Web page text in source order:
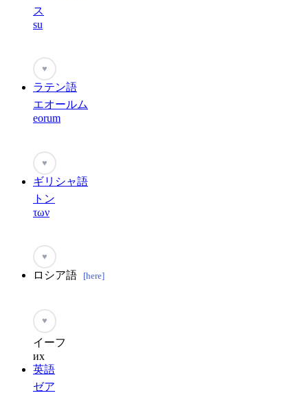
ス
su
♥
ラテン語
エオールム
eorum
♥
ギリシャ語
トン
των
♥
ロシア語 [here]
♥
イーフ
их
英語
ゼア